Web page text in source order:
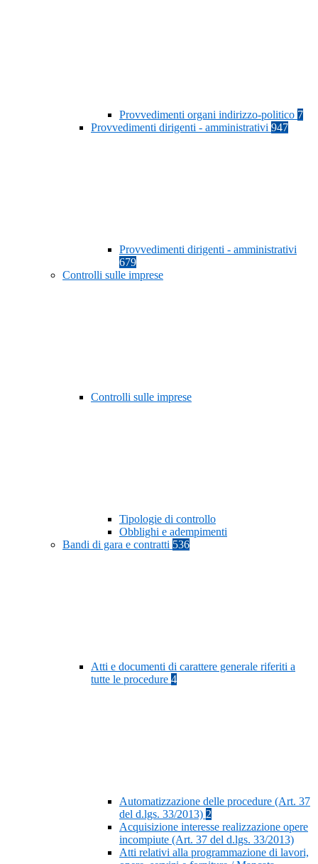
Provvedimenti organi indirizzo-politico 7
Provvedimenti dirigenti - amministrativi 947
Provvedimenti dirigenti - amministrativi
679
Controlli sulle imprese
Controlli sulle imprese
Tipologie di controllo
Obblighi e adempimenti
Bandi di gara e contratti 536
Atti e documenti di carattere generale riferiti a
tutte le procedure 4
Automatizzazione delle procedure (Art. 37
del d.lgs. 33/2013) 2
Acquisizione interesse realizzazione opere
incompiute (Art. 37 del d.lgs. 33/2013)
Atti relativi alla programmazione di lavori,